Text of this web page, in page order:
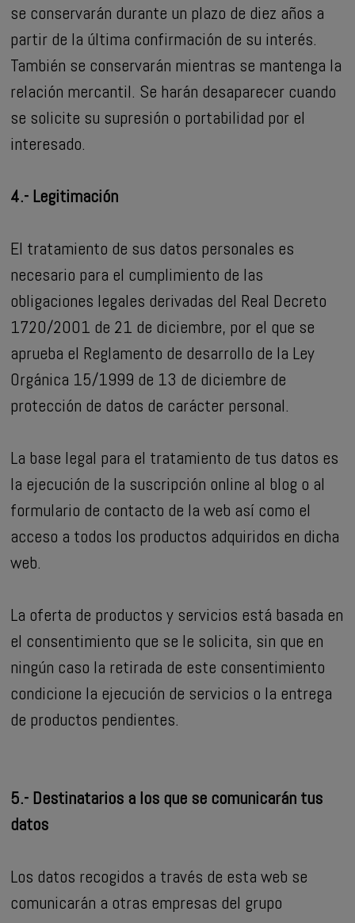
se conservarán durante un plazo de diez años a
partir de la última confirmación de su interés.
También se conservarán mientras se mantenga la
relación mercantil. Se harán desaparecer cuando
se solicite su supresión o portabilidad por el
interesado.
4.- Legitimación
El tratamiento de sus datos personales es
necesario para el cumplimiento de las
obligaciones legales derivadas del Real Decreto
1720/2001 de 21 de diciembre, por el que se
aprueba el Reglamento de desarrollo de la Ley
Orgánica 15/1999 de 13 de diciembre de
protección de datos de carácter personal.
La base legal para el tratamiento de tus datos es
la ejecución de la suscripción online al blog o al
formulario de contacto de la web así como el
acceso a todos los productos adquiridos en dicha
web.
La oferta de productos y servicios está basada en
el consentimiento que se le solicita, sin que en
ningún caso la retirada de este consentimiento
condicione la ejecución de servicios o la entrega
de productos pendientes.
5.- Destinatarios a los que se comunicarán tus
datos
Los datos recogidos a través de esta web se
comunicarán a otras empresas del grupo